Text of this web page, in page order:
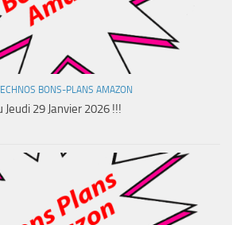
BONS-PLANS AMAZON
29 Janvier 2026 !!!